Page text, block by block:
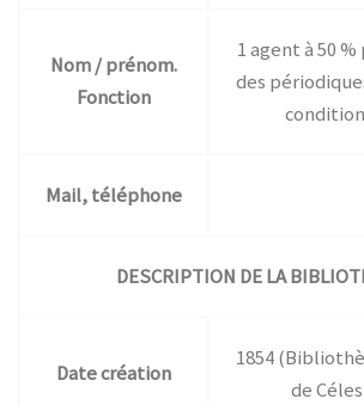
Nom / prénom.
Fonction
1 agent à 50
des
Mail, téléphone
DESCRIPTION DE LA
Date création
1854
de